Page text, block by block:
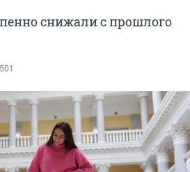
снижали с прошлого
501